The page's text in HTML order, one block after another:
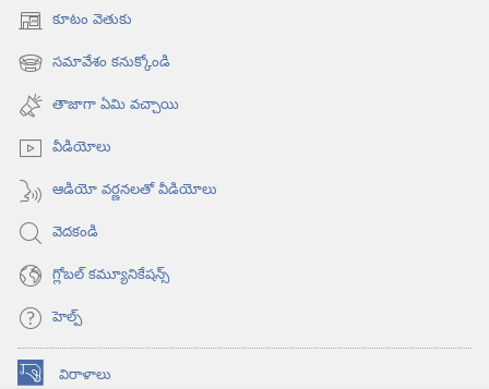
కూటం వెతుకు
(కొత్త
విండో
ఓపెన్‌
అవుతుంది)
సమావేశం కనుక్కోండి
(కొత్త
విండో
ఓపెన్‌
అవుతుంది)
తాజాగా ఏమి వచ్చాయి
వీడియోలు
ఆడియో వర్ణనలతో వీడియోలు
వెదకండి
గ్లోబల్‌ కమ్యూనికేషన్స్‌
హెల్ప్‌
విరాళాలు